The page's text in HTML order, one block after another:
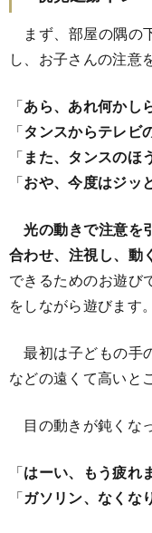
まず、部屋の隅の
し、お子さんの注意
「あら、あれ何かし
「タンスからテレビ
「また、タンスのほ
「おや、今度はジッ
光の動きで注意を
合わせ、注視し、動
できるためのお遊び
をしながら遊びます。
最初は子どもの手
などの遠くて高いと
目の動きが鈍くな
「はーい、もう疲れ
「ガソリン、なくな